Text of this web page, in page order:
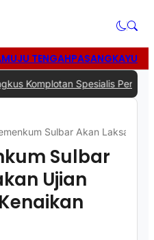
TENGAHPASANGKAYU
Spesialis Pencurian di
Sulbar Akan
Sulbar
Ujian